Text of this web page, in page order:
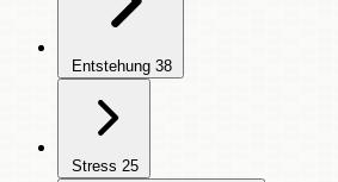
Entstehung 38
Stress 25